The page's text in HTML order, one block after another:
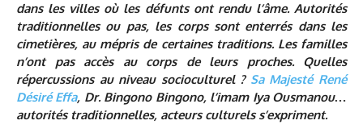
dans les villes où les défunts ont rendu l’âme. Autorités
traditionnelles ou pas, les corps sont enterrés dans les
cimetières, au mépris de certaines traditions. Les familles
n’ont pas accès au corps de leurs proches. Quelles
répercussions au niveau socioculturel ? Sa Majesté René
Désiré Effa, Dr. Bingono Bingono, l’imam Iya Ousmanou…
autorités traditionnelles, acteurs culturels s’expriment.